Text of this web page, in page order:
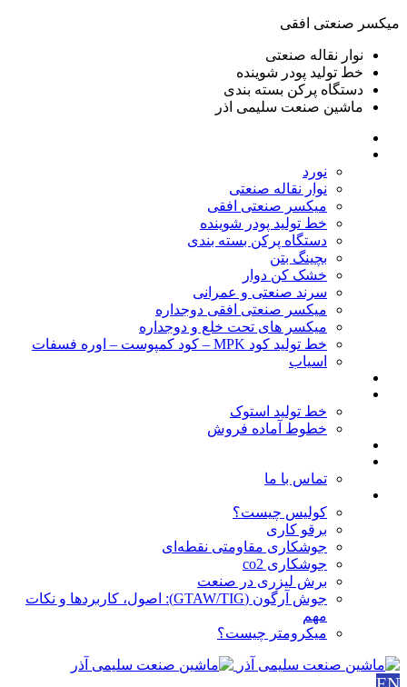
ميكسر صنعتی افقی
نوار نقاله صنعتی
خط تولید پودر شوينده
دستگاه پرکن بسته بندی
ماشين صنعت سليمی اذر
نورد
نوار نقاله صنعتی
ميكسر صنعتی افقی
خط تولید پودر شوينده
دستگاه پرکن بسته بندی
بچينگ بتن
خشک کن دوار
سرند صنعتی و عمرانی
میکسر صنعتی افقی دوجداره
میکسر های تحت خلع و دوجداره
خط تولید کود MPK – کود کمپوست – اوره فسفات
اسیاب
خط تولید استوک
خطوط آماده فروش
تماس با ما
کولیس چیست؟
برقو کاری
جوشکاری مقاومتی نقطه‌ای
جوشکاری co2
برش لیزری در صنعت
جوش آرگون (GTAW/TIG): اصول، کاربردها و نکات
مهم
میکرومتر چیست؟